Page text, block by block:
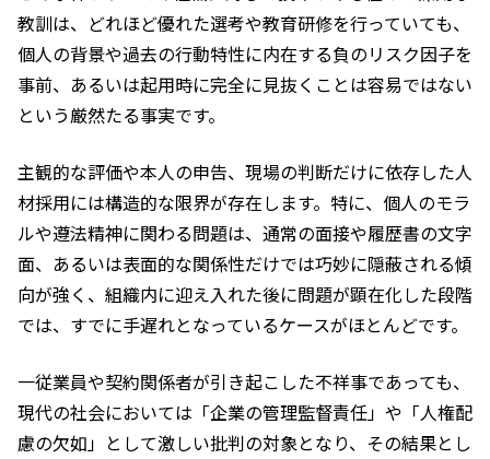
教訓は、どれほど優れた選考や教育研修を行っていても、
個人の背景や過去の行動特性に内在する負のリスク因子を
事前、あるいは起用時に完全に見抜くことは容易ではない
という厳然たる事実です。
主観的な評価や本人の申告、現場の判断だけに依存した人
材採用には構造的な限界が存在します。特に、個人のモラ
ルや遵法精神に関わる問題は、通常の面接や履歴書の文字
面、あるいは表面的な関係性だけでは巧妙に隠蔽される傾
向が強く、組織内に迎え入れた後に問題が顕在化した段階
では、すでに手遅れとなっているケースがほとんどです。
一従業員や契約関係者が引き起こした不祥事であっても、
現代の社会においては「企業の管理監督責任」や「人権配
慮の欠如」として激しい批判の対象となり、その結果とし